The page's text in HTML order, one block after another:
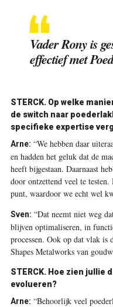
Vader Rony is
effectief met
STERCK. Op welke
de switch naar
specifieke expertise
Arne: “We hebben daar
en hadden het geluk dat de
heeft bijgestaan. Daarnaast
door ontzettend veel te
punt, waardoor we echt wel
Sven: “Dat neemt niet weg
blijven optimaliseren, in
processen. Ook op dat vlak is
Shapes Metalworks van
STERCK. Hoe zien jullie
evolueren?
Arne: “Behoorlijk veel